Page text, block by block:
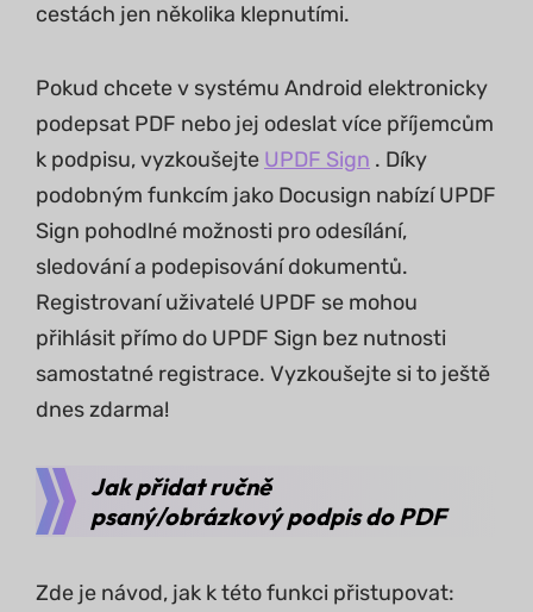
cestách jen několika klepnutími.
Pokud chcete v systému Android elektronicky
podepsat PDF nebo jej odeslat více příjemcům
k podpisu, vyzkoušejte UPDF Sign . Díky
podobným funkcím jako Docusign nabízí UPDF
Sign pohodlné možnosti pro odesílání,
sledování a podepisování dokumentů.
Registrovaní uživatelé UPDF se mohou
přihlásit přímo do UPDF Sign bez nutnosti
samostatné registrace. Vyzkoušejte si to ještě
dnes zdarma!
Jak přidat ručně
psaný/obrázkový podpis do PDF
Zde je návod, jak k této funkci přistupovat: